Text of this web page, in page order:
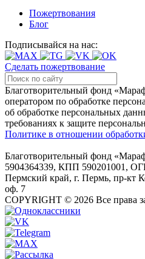
Пожертвования
Блог
Подписывайся на нас:
Сделать пожертвование
Благотворительный фонд
оператором по обработке
об обработке персональных
требованиях к защите
Политике в отношении
Благотворительный фонд
5904364339, КПП 590201001,
Пермский край, г. Пермь, пр-кт
оф. 7
COPYRIGHT © 2026 Все права